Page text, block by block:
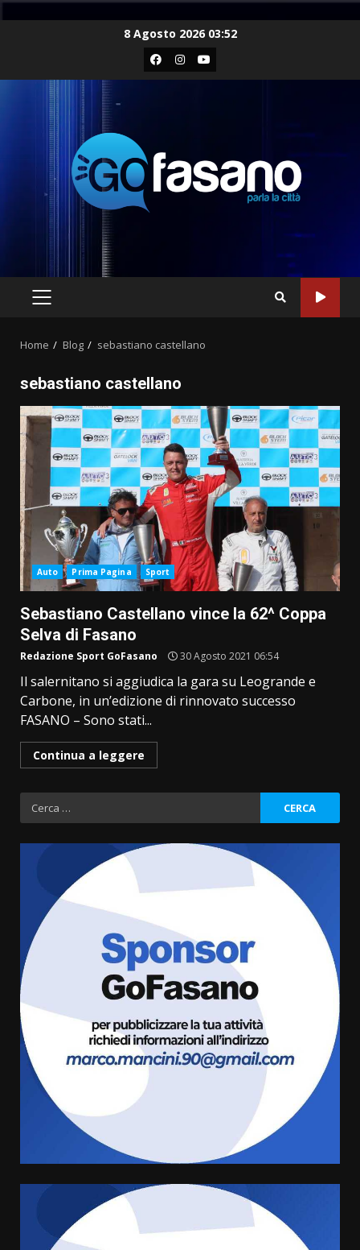
8 Agosto 2026 03:52
Facebook
Instagram
Youtube
PRIMARY
Home Blog sebastiano castellano
sebastiano castellano
Auto Prima Pagina Sport
Sebastiano Castellano vince la 62^ Coppa
Selva di Fasano
Redazione Sport GoFasano 30 Agosto 2021 06:54
Il salernitano si aggiudica la gara su Leogrande e
Carbone, in un’edizione di rinnovato successo
FASANO – Sono stati...
Continua a leggere
Ricerca
per:
Fasanese ferito a colpi di arma
da fuoco
6 Agosto 2026 18:13
Carta d’identità: continua il piano
di aperture straordinarie del
Comune di Fasano
cittadina di Fratelli d’Italia,
pronta a tornare in Consiglio
comunale
6 Agosto 2026 08:00